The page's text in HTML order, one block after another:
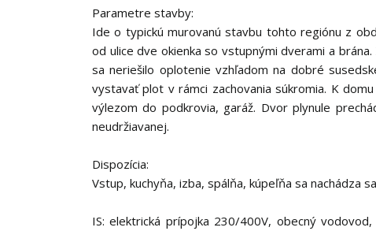
Parametre stavby:
Ide o typickú murovanú stavbu tohto regiónu z
od ulice dve okienka so vstupnými dverami a
sa neriešilo oplotenie vzhľadom na dobré
vystavať plot v rámci zachovania súkromia. K
výlezom do podkrovia, garáž. Dvor plynule
neudržiavanej.
Dispozícia:
Vstup, kuchyňa, izba, spálňa, kúpeľňa sa nachádza
IS: elektrická prípojka 230/400V, obecný